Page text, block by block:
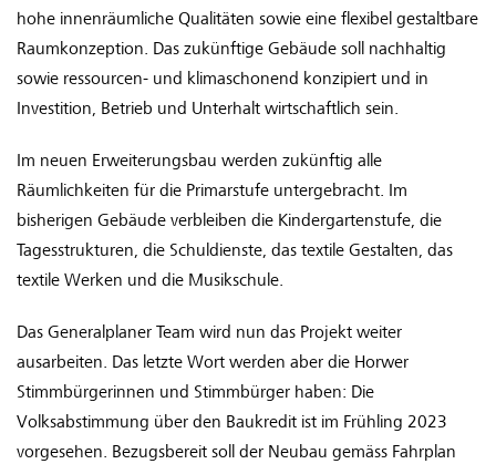
hohe innenräumliche Qualitäten sowie eine flexibel gestaltbare
Raumkonzeption. Das zukünftige Gebäude soll nachhaltig
sowie ressourcen- und klimaschonend konzipiert und in
Investition, Betrieb und Unterhalt wirtschaftlich sein.
Im neuen Erweiterungsbau werden zukünftig alle
Räumlichkeiten für die Primarstufe untergebracht. Im
bisherigen Gebäude verbleiben die Kindergartenstufe, die
Tagesstrukturen, die Schuldienste, das textile Gestalten, das
textile Werken und die Musikschule.
Das Generalplaner Team wird nun das Projekt weiter
ausarbeiten. Das letzte Wort werden aber die Horwer
Stimmbürgerinnen und Stimmbürger haben: Die
Volksabstimmung über den Baukredit ist im Frühling 2023
vorgesehen. Bezugsbereit soll der Neubau gemäss Fahrplan